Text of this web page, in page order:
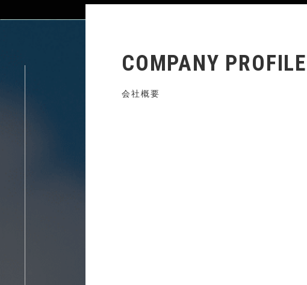
COMPANY PROFILE
会社概要